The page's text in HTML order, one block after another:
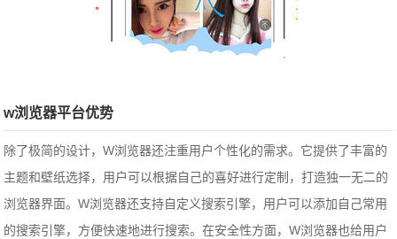
w浏览器平台优势
除了极简的设计，W浏览器还注重用户个性化的需求。它提供了丰富的
主题和壁纸选择，用户可以根据自己的喜好进行定制，打造独一无二的
浏览器界面。W浏览器还支持自定义搜索引擎，用户可以添加自己常用
的搜索引擎，方便快速地进行搜索。在安全性方面，W浏览器也给用户